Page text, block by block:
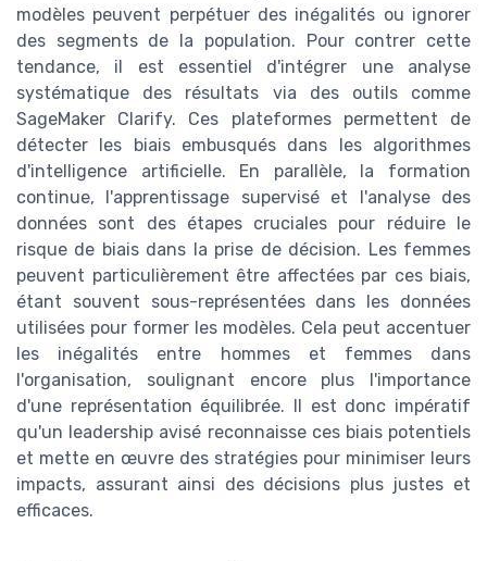
modèles peuvent perpétuer des inégalités ou ignorer
des segments de la population. Pour contrer cette
tendance, il est essentiel d'intégrer une analyse
systématique des résultats via des outils comme
SageMaker Clarify. Ces plateformes permettent de
détecter les biais embusqués dans les algorithmes
d'intelligence artificielle. En parallèle, la formation
continue, l'apprentissage supervisé et l'analyse des
données sont des étapes cruciales pour réduire le
risque de biais dans la prise de décision. Les femmes
peuvent particulièrement être affectées par ces biais,
étant souvent sous-représentées dans les données
utilisées pour former les modèles. Cela peut accentuer
les inégalités entre hommes et femmes dans
l'organisation, soulignant encore plus l'importance
d'une représentation équilibrée. Il est donc impératif
qu'un leadership avisé reconnaisse ces biais potentiels
et mette en œuvre des stratégies pour minimiser leurs
impacts, assurant ainsi des décisions plus justes et
efficaces.